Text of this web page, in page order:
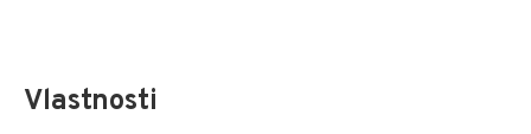
Vlastnosti